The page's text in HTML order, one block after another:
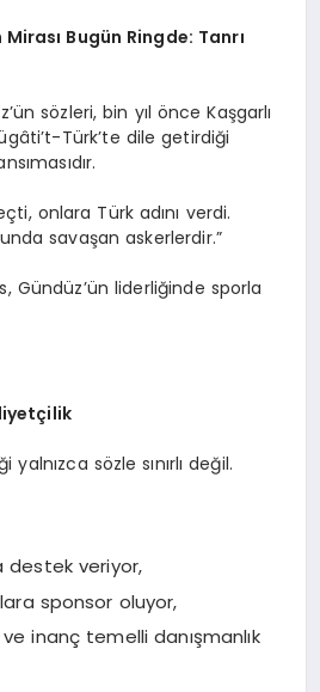
Bugün Ringde: Tanrı
sözleri, bin yıl önce Kaşgarlı
Türk’te dile getirdiği
onlara Türk adını verdi.
savaşan askerlerdir.”
Gündüz’ün liderliğinde sporla
sözle sınırlı değil.
destek veriyor,
sponsor oluyor,
inanç temelli danışmanlık